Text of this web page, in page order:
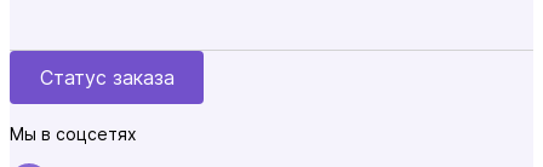
Статус заказа
Мы в соцсетях